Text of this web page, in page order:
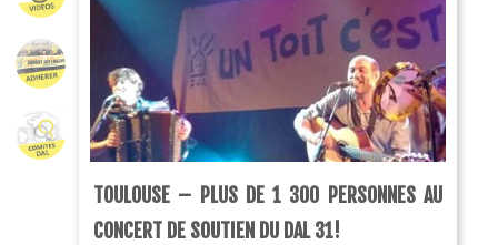
TOULOUSE – PLUS DE 1 300 PERSONNES AU
CONCERT DE SOUTIEN DU DAL 31!